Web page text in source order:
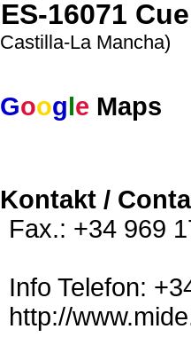
ES-16071
Castilla-La Mancha)
Google Maps
Kontakt /
Fax.: +34 969
Info Telefon:
http://